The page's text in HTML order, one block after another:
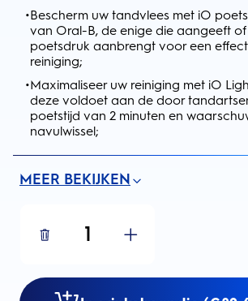
•Bescherm uw tandvlees met iO
van Oral-B, de enige die aangeeft
poetsdruk aanbrengt voor een
reiniging;
•Maximaliseer uw reiniging met iO
deze voldoet aan de door
poetstijd van 2 minuten en
navulwissel;
MEER BEKIJKEN
1